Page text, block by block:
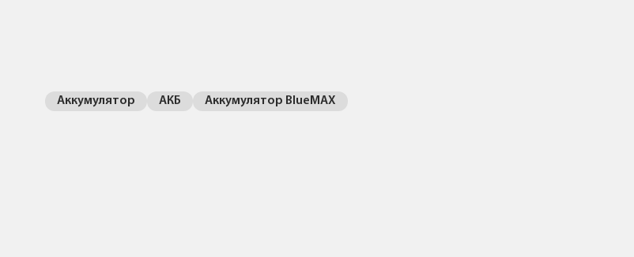
Аккумулятор АКБ Аккумулятор BlueMAX